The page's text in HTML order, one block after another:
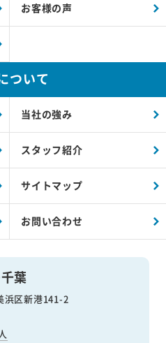
葉
浜区新港141-2
お客様の声
ついて
当社の強み
スタッフ紹介
サイトマップ
お問い合わせ